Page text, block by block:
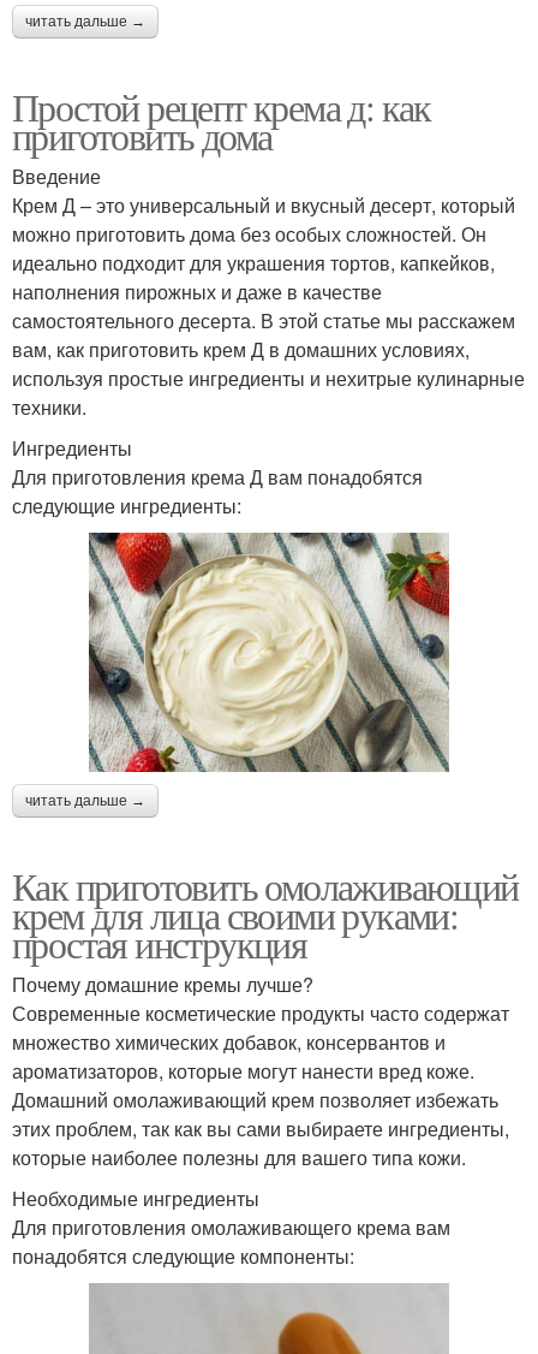
читать дальше →
Простой рецепт крема д: как
приготовить дома
Введение
Крем Д – это универсальный и вкусный десерт, который
можно приготовить дома без особых сложностей. Он
идеально подходит для украшения тортов, капкейков,
наполнения пирожных и даже в качестве
самостоятельного десерта. В этой статье мы расскажем
вам, как приготовить крем Д в домашних условиях,
используя простые ингредиенты и нехитрые кулинарные
техники.
Ингредиенты
Для приготовления крема Д вам понадобятся
следующие ингредиенты:
читать дальше →
Как приготовить омолаживающий
крем для лица своими руками:
простая инструкция
Почему домашние кремы лучше?
Современные косметические продукты часто содержат
множество химических добавок, консервантов и
ароматизаторов, которые могут нанести вред коже.
Домашний омолаживающий крем позволяет избежать
этих проблем, так как вы сами выбираете ингредиенты,
которые наиболее полезны для вашего типа кожи.
Необходимые ингредиенты
Для приготовления омолаживающего крема вам
понадобятся следующие компоненты: